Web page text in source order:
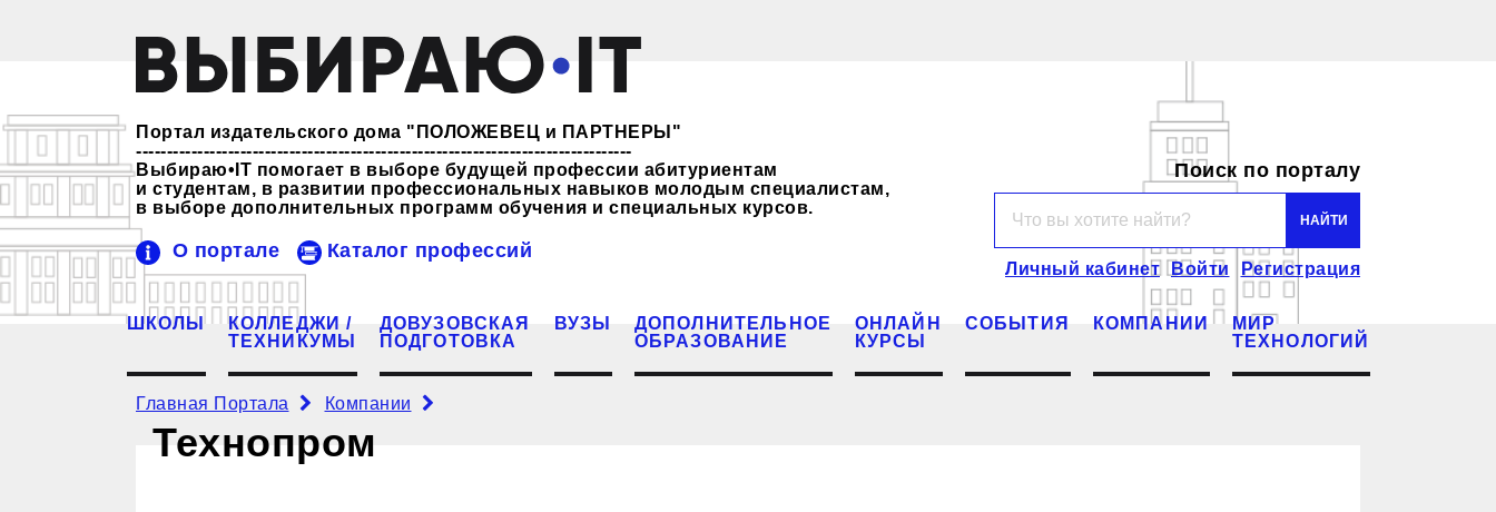
Портал издательского дома "ПОЛОЖЕВЕЦ и ПАРТНЕРЫ"
---------------------------------------------------------------------------------
Выбираю•IT помогает в выборе будущей профессии абитуриентам
и студентам, в развитии профессиональных навыков молодым специалистам,
в выборе дополнительных программ обучения и специальных курсов.
О портале Каталог профессий
Поиск по порталу
Личный кабинет Войти Регистрация
ШКОЛЫ
КОЛЛЕДЖИ /
ТЕХНИКУМЫ
ДОВУЗОВСКАЯ
ПОДГОТОВКА
ВУЗЫ
ДОПОЛНИТЕЛЬНОЕ
ОБРАЗОВАНИЕ
ОНЛАЙН
КУРСЫ
СОБЫТИЯ КОМПАНИИ
МИР
ТЕХНОЛОГИЙ
Главная Портала Компании
Технопром